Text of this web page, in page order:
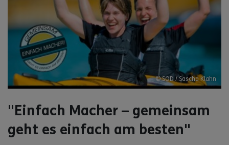
© SOD / Sascha Klahn
"Einfach Macher – gemeinsam
geht es einfach am besten"